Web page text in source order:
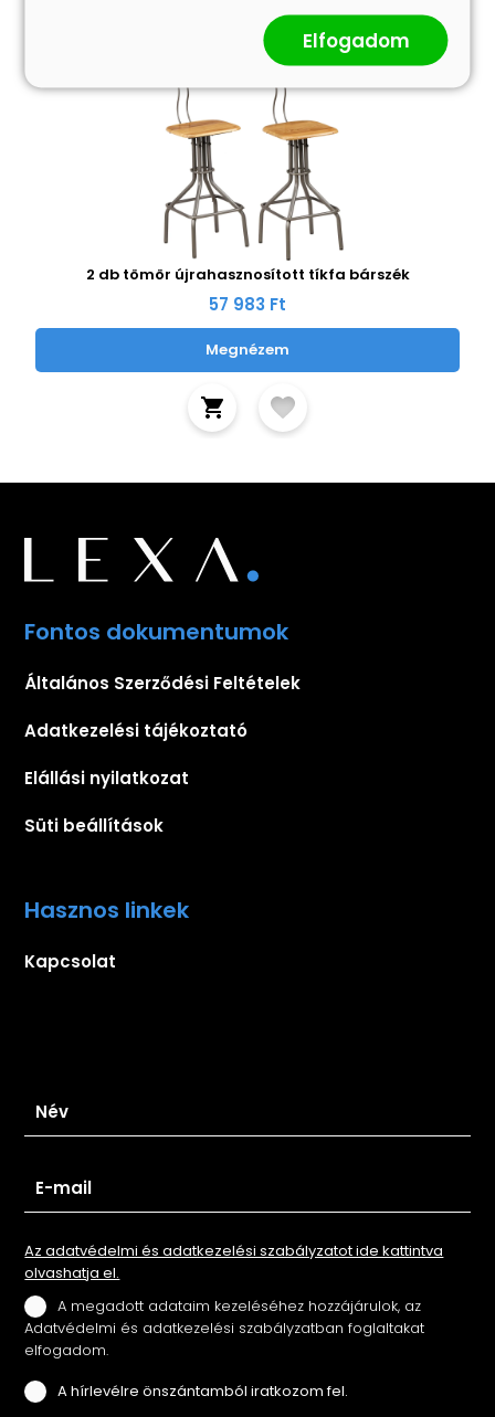
2 db tömör újrahasznosított tíkfa bárszék
57 983 Ft
Megnézem
Fontos dokumentumok
Általános Szerződési Feltételek
Adatkezelési tájékoztató
Elállási nyilatkozat
Süti beállítások
Hasznos linkek
Kapcsolat
Az adatvédelmi és adatkezelési szabályzatot ide kattintva
olvashatja el.
A megadott adataim kezeléséhez hozzájárulok, az
Adatvédelmi és adatkezelési szabályzatban foglaltakat
elfogadom.
A hírlevélre önszántamból iratkozom fel.
Elfogadom